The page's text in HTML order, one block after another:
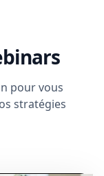
pour vous
stratégies